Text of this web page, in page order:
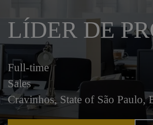
LÍDER DE
Full-time
Sales
Cravinhos, State of São Paulo,